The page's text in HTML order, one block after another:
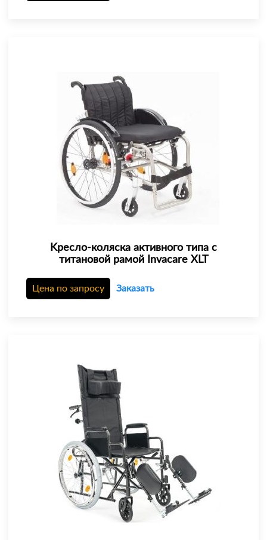
Kресло-коляска активного типа с
титановой рамой Invacare XLT
Цена по запросу Заказать